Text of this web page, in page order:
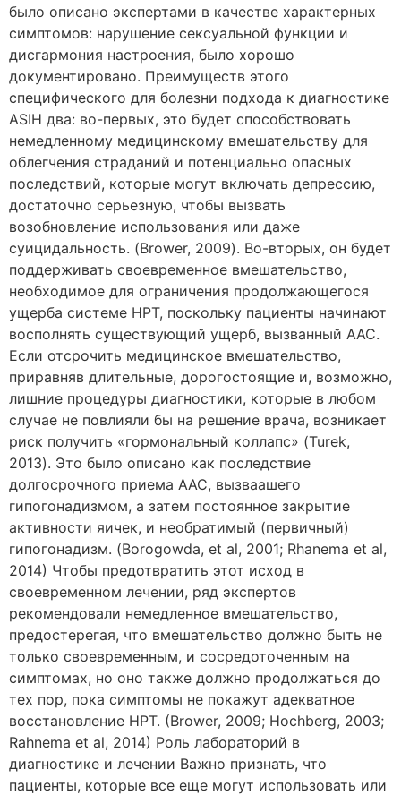
было описано экспертами в качестве характерных
симптомов: нарушение сексуальной функции и
дисгармония настроения, было хорошо
документировано. Преимуществ этого
специфического для болезни подхода к диагностике
ASIH два: во-первых, это будет способствовать
немедленному медицинскому вмешательству для
облегчения страданий и потенциально опасных
последствий, которые могут включать депрессию,
достаточно серьезную, чтобы вызвать
возобновление использования или даже
суицидальность. (Brower, 2009). Во-вторых, он будет
поддерживать своевременное вмешательство,
необходимое для ограничения продолжающегося
ущерба системе HPT, поскольку пациенты начинают
восполнять существующий ущерб, вызванный ААС.
Если отсрочить медицинское вмешательство,
приравняв длительные, дорогостоящие и, возможно,
лишние процедуры диагностики, которые в любом
случае не повлияли бы на решение врача, возникает
риск получить «гормональный коллапс» (Turek,
2013). Это было описано как последствие
долгосрочного приема ААС, вызваашего
гипогонадизмом, а затем постоянное закрытие
активности яичек, и необратимый (первичный)
гипогонадизм. (Borogowda, et al, 2001; Rhanema et al,
2014) Чтобы предотвратить этот исход в
своевременном лечении, ряд экспертов
рекомендовали немедленное вмешательство,
предостерегая, что вмешательство должно быть не
только своевременным, и сосредоточенным на
симптомах, но оно также должно продолжаться до
тех пор, пока симптомы не покажут адекватное
восстановление HPT. (Brower, 2009; Hochberg, 2003;
Rahnema et al, 2014) Роль лабораторий в
диагностике и лечении Важно признать, что
пациенты, которые все еще могут использовать или